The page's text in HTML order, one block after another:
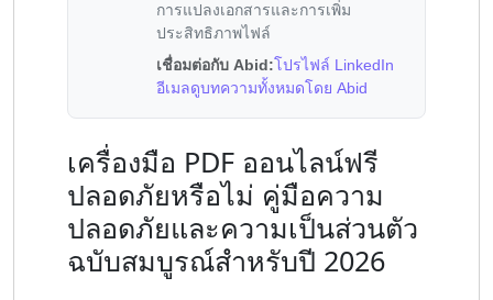
การแปลงเอกสารและการเพิ่ม
ประสิทธิภาพไฟล์
เชื่อมต่อกับ Abid:โปรไฟล์ LinkedIn
อีเมลดูบทความทั้งหมดโดย Abid
เครื่องมือ PDF ออนไลน์ฟรี
ปลอดภัยหรือไม่ คู่มือความ
ปลอดภัยและความเป็นส่วนตัว
ฉบับสมบูรณ์สำหรับปี 2026